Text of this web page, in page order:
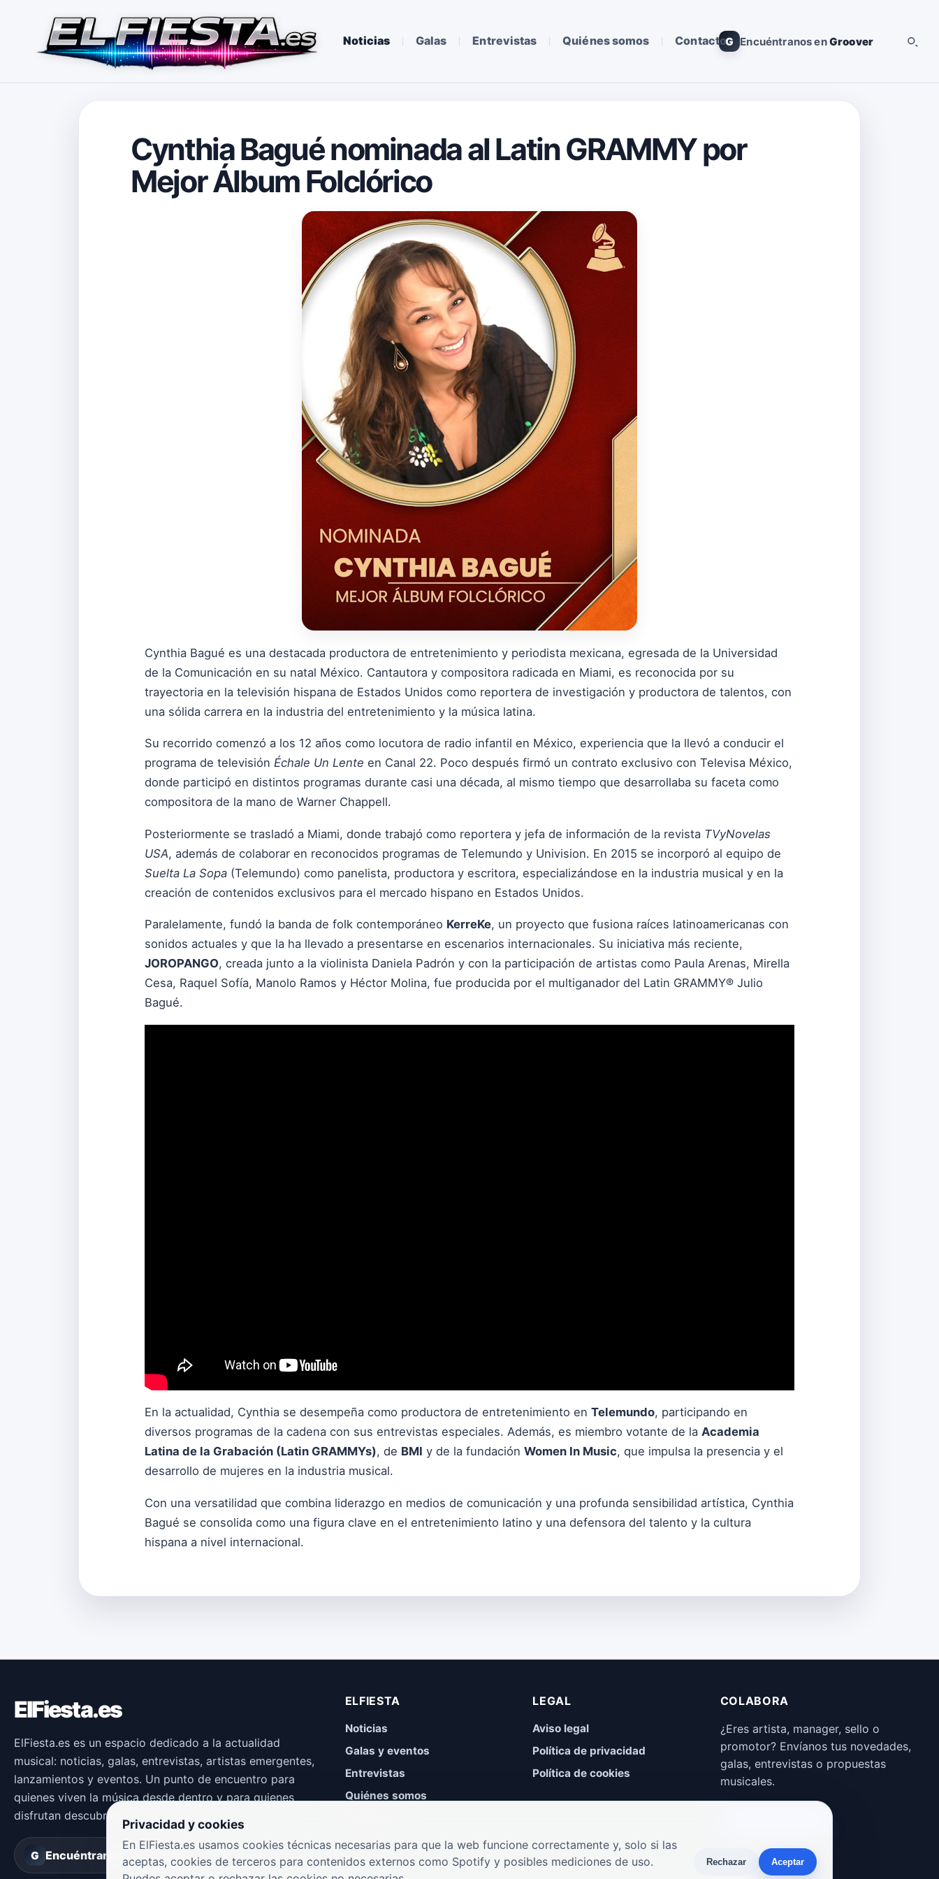
Noticias Galas Entrevistas Quiénes somos ContactoG Encuéntranos enGroover
Cynthia Bagué nominada al Latin GRAMMY por
Mejor Álbum Folclórico
Cynthia Bagué es una destacada productora de entretenimiento y periodista mexicana, egresada de la Universidad
de la Comunicación en su natal México. Cantautora y compositora radicada en Miami, es reconocida por su
trayectoria en la televisión hispana de Estados Unidos como reportera de investigación y productora de talentos, con
una sólida carrera en la industria del entretenimiento y la música latina.
Su recorrido comenzó a los 12 años como locutora de radio infantil en México, experiencia que la llevó a conducir el
programa de televisión Échale Un Lente en Canal 22. Poco después firmó un contrato exclusivo con Televisa México,
donde participó en distintos programas durante casi una década, al mismo tiempo que desarrollaba su faceta como
compositora de la mano de Warner Chappell.
Posteriormente se trasladó a Miami, donde trabajó como reportera y jefa de información de la revista TVyNovelas
USA, además de colaborar en reconocidos programas de Telemundo y Univision. En 2015 se incorporó al equipo de
Suelta La Sopa (Telemundo) como panelista, productora y escritora, especializándose en la industria musical y en la
creación de contenidos exclusivos para el mercado hispano en Estados Unidos.
Paralelamente, fundó la banda de folk contemporáneo KerreKe, un proyecto que fusiona raíces latinoamericanas con
sonidos actuales y que la ha llevado a presentarse en escenarios internacionales. Su iniciativa más reciente,
JOROPANGO, creada junto a la violinista Daniela Padrón y con la participación de artistas como Paula Arenas, Mirella
Cesa, Raquel Sofía, Manolo Ramos y Héctor Molina, fue producida por el multiganador del Latin GRAMMY® Julio
Bagué.
En la actualidad, Cynthia se desempeña como productora de entretenimiento en Telemundo, participando en
diversos programas de la cadena con sus entrevistas especiales. Además, es miembro votante de la Academia
Latina de la Grabación (Latin GRAMMYs), de BMI y de la fundación Women In Music, que impulsa la presencia y el
desarrollo de mujeres en la industria musical.
Con una versatilidad que combina liderazgo en medios de comunicación y una profunda sensibilidad artística, Cynthia
Bagué se consolida como una figura clave en el entretenimiento latino y una defensora del talento y la cultura
hispana a nivel internacional.
ElFiesta.es
ElFiesta.es es un espacio dedicado a la actualidad
musical: noticias, galas, entrevistas, artistas emergentes,
lanzamientos y eventos. Un punto de encuentro para
quienes viven la música desde dentro y para quienes
disfrutan descubriendo nuevas propuestas.
G Encuéntranos en Groover
ELFIESTA
Noticias
Galas y eventos
Entrevistas
Quiénes somos
LEGAL
Aviso legal
Política de privacidad
Política de cookies
COLABORA
¿Eres artista, manager, sello o
promotor? Envíanos tus novedades,
galas, entrevistas o propuestas
musicales.
Privacidad y cookies
En ElFiesta.es usamos cookies técnicas necesarias para que la web funcione correctamente y, solo si las
aceptas, cookies de terceros para contenidos externos como Spotify y posibles mediciones de uso.
Rechazar Aceptar